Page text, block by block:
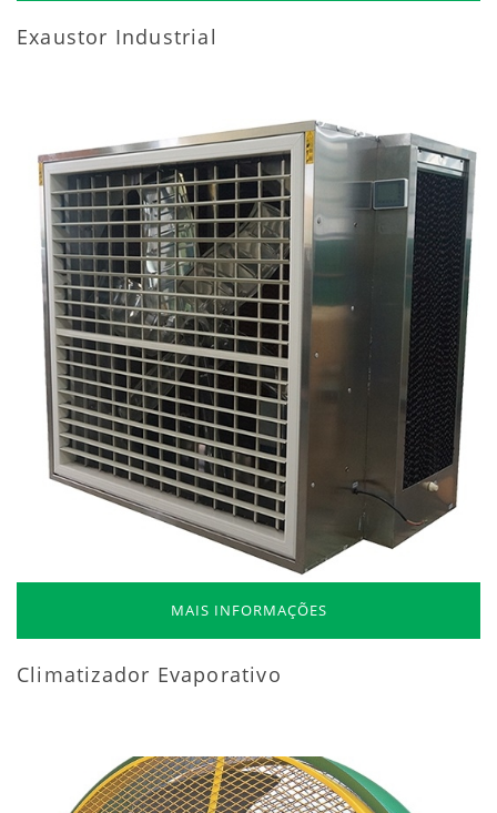
Exaustor Industrial
MAIS INFORMAÇÕES
Climatizador Evaporativo